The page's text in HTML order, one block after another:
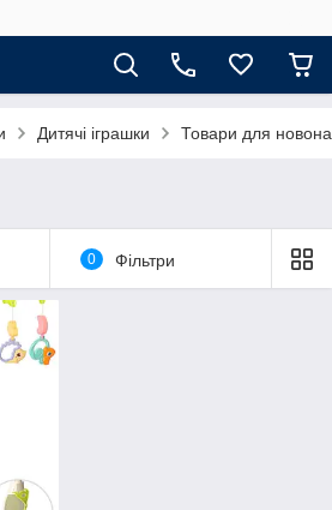
Дитячі іграшки Товари для
0 Фільтри